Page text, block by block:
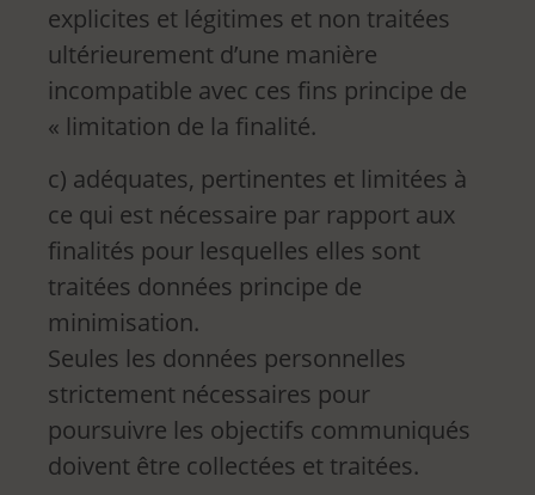
explicites et légitimes et non traitées
ultérieurement d’une manière
incompatible avec ces fins principe de
« limitation de la finalité.
c) adéquates, pertinentes et limitées à
ce qui est nécessaire par rapport aux
finalités pour lesquelles elles sont
traitées données principe de
minimisation.
Seules les données personnelles
strictement nécessaires pour
poursuivre les objectifs communiqués
doivent être collectées et traitées.